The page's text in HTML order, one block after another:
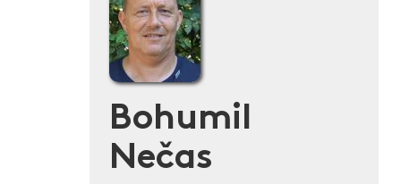
Bohumil
Nečas